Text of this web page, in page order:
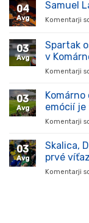
04
Avg
Samuel
Komentarji
03
Avg
Spartak
v
Komentarji
03
Avg
emócií je
Komentarji
03
Avg
Skalica,
prvé
Komentarji